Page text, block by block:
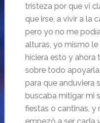
tristeza por que vi
que irse, a vivir a la
pero yo no me
alturas, yo mismo
hiciera esto y ahora
sobre todo
para que anduviera
buscaba mitigar mi
fiestas o cantinas, y